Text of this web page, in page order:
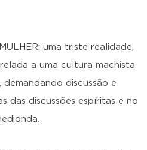
uma triste realidade,
a uma cultura machista
discussão e
das discussões espíritas e no